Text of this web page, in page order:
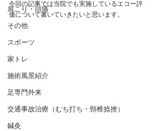
肩こり・頭痛
その他
スポーツ
家トレ
施術風景紹介
足専門外来
交通事故治療（むち打ち・頸椎捻挫）
鍼灸
今回の記事では当院でも実施しているエコー評
価について書いていきたいと思います。